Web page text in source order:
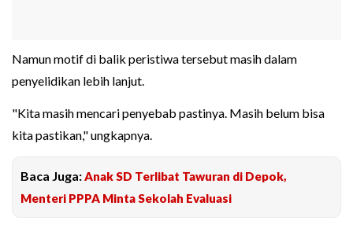
Namun motif di balik peristiwa tersebut masih dalam
penyelidikan lebih lanjut.
"Kita masih mencari penyebab pastinya. Masih belum bisa
kita pastikan," ungkapnya.
Baca Juga:Anak SD Terlibat Tawuran di Depok,
Menteri PPPA Minta Sekolah Evaluasi